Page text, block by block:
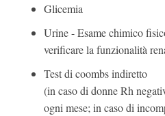
Glicemia
Urine - Esame chimico
verificare la funzionalità
Test di coombs indiretto
(in caso di donne Rh
ogni mese; in caso di